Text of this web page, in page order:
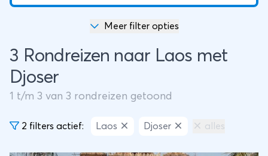
Meer filter opties
3 Rondreizen naar Laos met
Djoser
1 t/m 3 van 3 rondreizen getoond
2 filters actief: Laos Djoser alles